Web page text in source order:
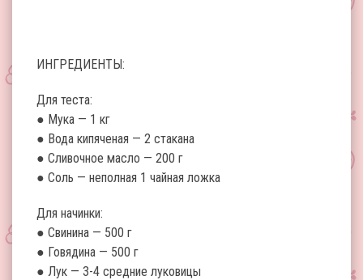
ИНГРЕДИЕНТЫ:
Для теста:
● Мука — 1 кг
● Вода кипяченая — 2 стакана
● Сливочное масло — 200 г
● Соль — неполная 1 чайная ложка
Для начинки:
● Свинина — 500 г
● Говядина — 500 г
● Лук — 3-4 средние луковицы